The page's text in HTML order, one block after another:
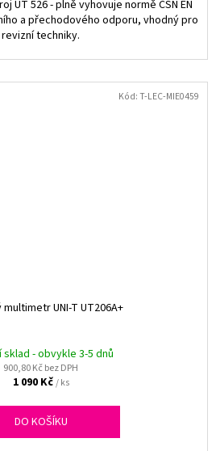
UT 526 - plně vyhovuje normě ČSN EN
a přechodového odporu, vhodný pro
revizní techniky.
UNI-T UT206A+
sklad - obvykle 3-5 dnů
900,80 Kč bez DPH
1 090 Kč/ ks
DO KOŠÍKU
Kód:T-LEC-MIE0459